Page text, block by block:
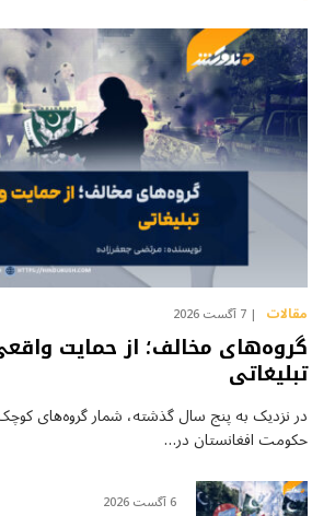
مقالات 7 آگست 2026
گروه‌های مخالف؛ از حمایت
تبلیغاتی
در نزدیک به پنج سال گذشته، شمار گروه‌های
حکومت افغانستان در…
6 آگست 2026